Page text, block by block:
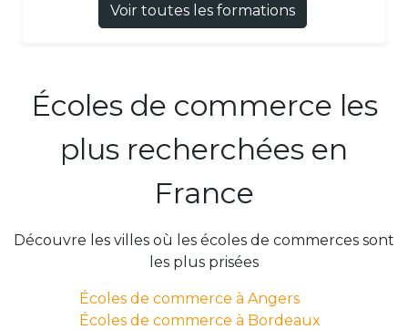
Voir toutes les formations
Écoles de commerce les
plus recherchées en
France
Découvre les villes où les écoles de commerces sont
les plus prisées
Écoles de commerce à Angers
Écoles de commerce à Bordeaux